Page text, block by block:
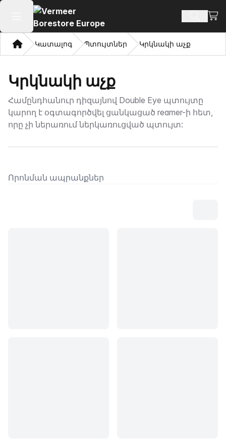
Բաց հիմնական մենյու
ՏունԿատալոգ Պտույտներ Կրկնակի աչք
Կրկնակի աչք
Համընդհանուր դիզայնով Double Eye պտույտը
կարող է օգտագործվել ցանկացած reamer-ի հետ,
որը չի ներառում ներկառուցված պտույտ: